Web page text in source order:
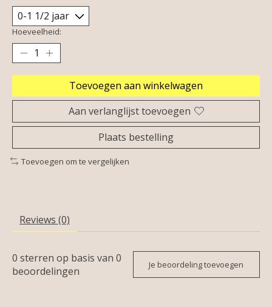
Hoeveelheid:
Toevoegen aan winkelwagen
Aan verlanglijst toevoegen
Plaats bestelling
Toevoegen om te vergelijken
Reviews (0)
0 sterren op basis van 0
beoordelingen
Je beoordeling toevoegen